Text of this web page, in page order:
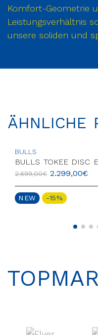
Komfort-Geometrie
Leistungsverhältnis
unsere soliden und
ÄHNLICHE
BULLS
BULLS TOKEE DISC
2.699,00€ 2.299,00€
NEW -15%